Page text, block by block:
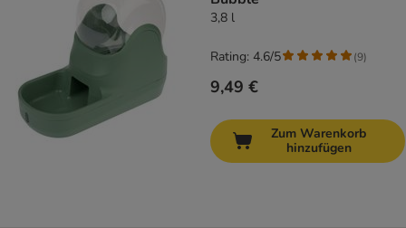
3,8 l
9,49 €
Rating: 4.6/5 (9)
Zum Warenkorb
hinzufügen